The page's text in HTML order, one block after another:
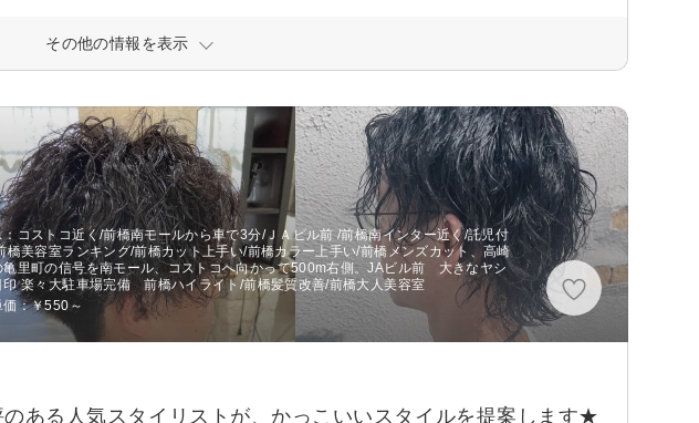
その他の情報を表示
：コストコ近く/前橋南モールから車で3分/ＪＡビル前 /前橋南インター近く/託児付
橋美容室ランキング/前橋カット上手い/前橋カラー上手い/前橋メンズカット、高崎
亀里町の信号を南モール、コストコへ向かって500m右側。JAビル前 大きなヤシ
印 楽々大駐車場完備 前橋ハイライト/前橋髪質改善/前橋大人美容室
価：￥550～
ある人気スタイリストが、かっこいいスタイルを提案します★